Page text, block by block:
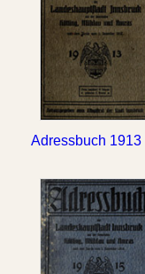
Adressbuch 1913